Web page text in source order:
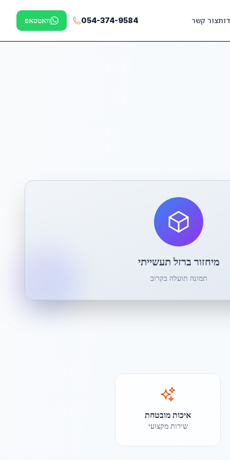
צור קשר 054-374-9584 וואטסאפ
מיחזור ברזל תעשייתי
תמונה תועלה בקרוב
איכות מובטחת
שירות מקצועי